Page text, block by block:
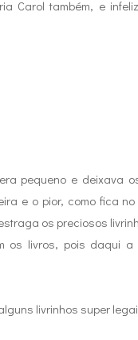
Carol também, e
pequeno e deixava
e o pior, como fica
os preciosos
os livros, pois daqui
livrinhos super